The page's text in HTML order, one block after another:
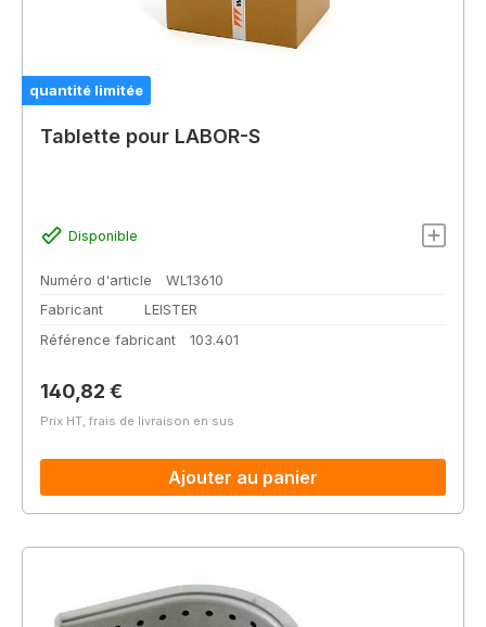
quantité limitée
Tablette pour LABOR-S
Disponible
Numéro d'article
WL13610
Fabricant
LEISTER
Référence fabricant
103.401
Prix régulier :
140,82 €
Prix HT, frais de livraison en sus
Ajouter au panier